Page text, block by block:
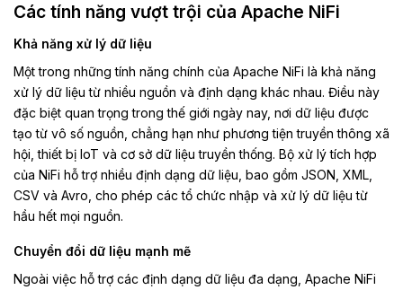
Các tính năng vượt trội của Apache NiFi
Khả năng xử lý dữ liệu
Một trong những tính năng chính của Apache NiFi là khả năng
xử lý dữ liệu từ nhiều nguồn và định dạng khác nhau. Điều này
đặc biệt quan trọng trong thế giới ngày nay, nơi dữ liệu được
tạo từ vô số nguồn, chẳng hạn như phương tiện truyền thông xã
hội, thiết bị IoT và cơ sở dữ liệu truyền thống. Bộ xử lý tích hợp
của NiFi hỗ trợ nhiều định dạng dữ liệu, bao gồm JSON, XML,
CSV và Avro, cho phép các tổ chức nhập và xử lý dữ liệu từ
hầu hết mọi nguồn.
Chuyển đổi dữ liệu mạnh mẽ
Ngoài việc hỗ trợ các định dạng dữ liệu đa dạng, Apache NiFi